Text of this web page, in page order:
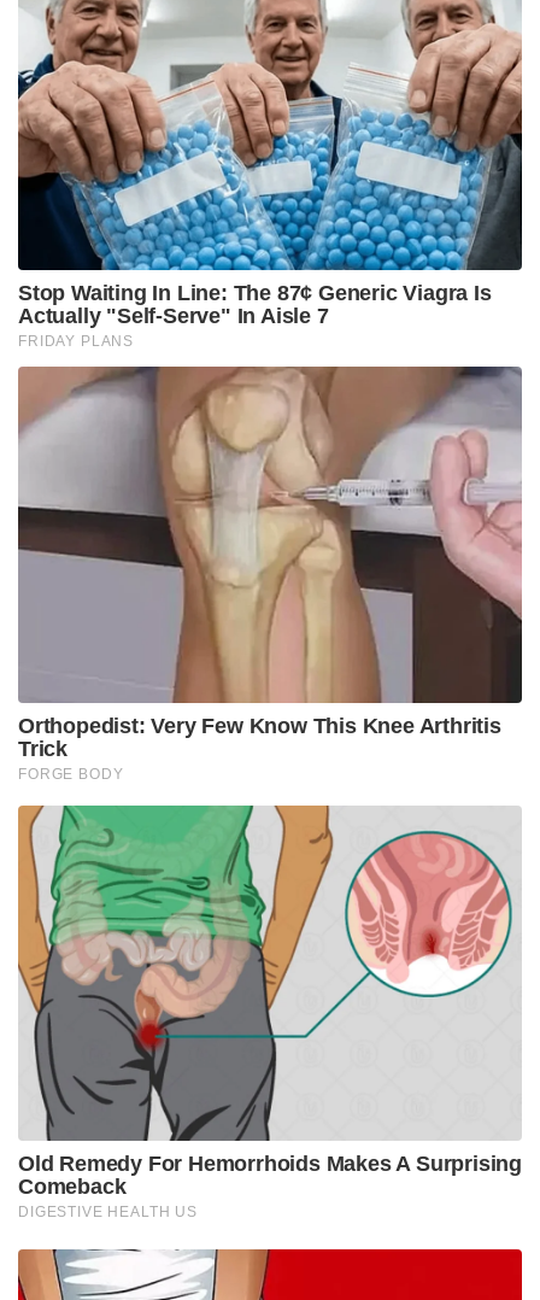
ഖുക്രിയും അതിലെ ധീര സൈനികരെയും നഷ്ടപ്പെട്ടത്
ഭാരതത്തിന് വലിയൊരു ആഘാതമായിരുന്നു.
ഇന്ത്യയെ പ്രകോപിപ്പിക്കാനും തങ്ങളുടെ നാവിക വീര്യം
കാണിക്കാനുമാണ് പാകിസ്ഥാൻ പുതിയ ചൈനീസ്
അന്തർവാഹിനികൾക്ക് ഇതേ പേര് തന്നെ
നൽകിയിരിക്കുന്നത്. ചൈനയും പാകിസ്ഥാനും
സംയുക്തമായി ഇന്ത്യൻ സമുദ്രമേഖലയിൽ
ഉയർത്തുന്ന വെല്ലുവിളികളെ നേരിടാൻ ഇന്ത്യൻ
നാവികസേന പൂർണ്ണ സജ്ജമാണെന്നാണ് പ്രതിരോധ
വൃത്തങ്ങൾ വ്യക്തമാക്കുന്നത്.
Tags: india PNS Hangor pakistan war